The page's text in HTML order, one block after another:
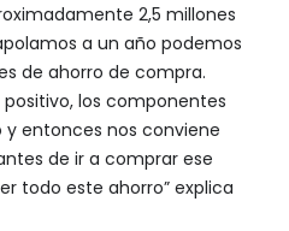
2,5 millones
a un año podemos
de ahorro de compra.
los componentes
entonces nos conviene
de ir a comprar ese
todo este ahorro” explica